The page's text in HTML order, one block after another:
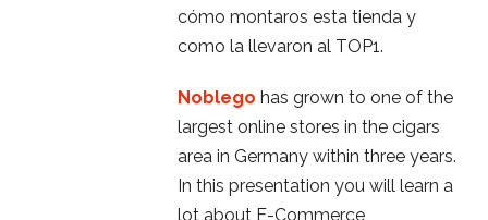
cómo montaros esta tienda y
como la llevaron al TOP1.
Noblego has grown to one of the
largest online stores in the cigars
area in Germany within three years.
In this presentation you will learn a
lot about E-Commerce